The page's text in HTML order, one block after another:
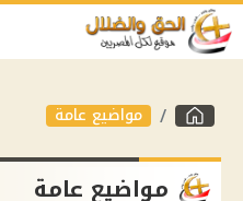
مواضيع عامة
مواضيع عامة